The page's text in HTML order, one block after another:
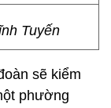
Tuyến
sẽ kiểm
phường